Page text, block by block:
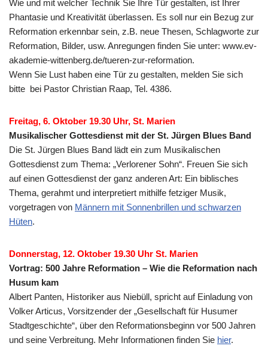
Wie und mit welcher Technik Sie Ihre Tür gestalten, ist Ihrer
Phantasie und Kreativität überlassen. Es soll nur ein Bezug zur
Reformation erkennbar sein, z.B. neue Thesen, Schlagworte zur
Reformation, Bilder, usw. Anregungen finden Sie unter: www.ev-
akademie-wittenberg.de/tueren-zur-reformation.
Wenn Sie Lust haben eine Tür zu gestalten, melden Sie sich
bitte bei Pastor Christian Raap, Tel. 4386.
Freitag, 6. Oktober 19.30 Uhr, St. Marien
Musikalischer Gottesdienst mit der St. Jürgen Blues Band
Die St. Jürgen Blues Band lädt ein zum Musikalischen
Gottesdienst zum Thema: „Verlorener Sohn“. Freuen Sie sich
auf einen Gottesdienst der ganz anderen Art: Ein biblisches
Thema, gerahmt und interpretiert mithilfe fetziger Musik,
vorgetragen von Männern mit Sonnenbrillen und schwarzen
Hüten.
Donnerstag, 12. Oktober 19.30 Uhr St. Marien
Vortrag: 500 Jahre Reformation – Wie die Reformation nach
Husum kam
Albert Panten, Historiker aus Niebüll, spricht auf Einladung von
Volker Articus, Vorsitzender der „Gesellschaft für Husumer
Stadtgeschichte“, über den Reformationsbeginn vor 500 Jahren
und seine Verbreitung. Mehr Informationen finden Sie hier.